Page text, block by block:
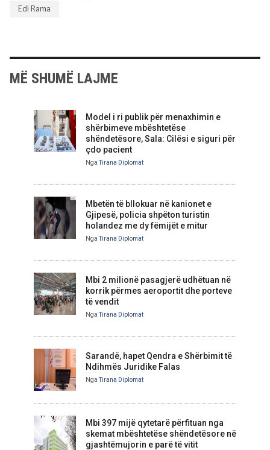
Edi Rama
MË SHUMË LAJME
Model i ri publik për menaxhimin e
shërbimeve mbështetëse
shëndetësore, Sala: Cilësi e siguri për
çdo pacient
NgaTirana Diplomat
Mbetën të bllokuar në kanionet e
Gjipesë, policia shpëton turistin
holandez me dy fëmijët e mitur
NgaTirana Diplomat
Mbi 2 milionë pasagjerë udhëtuan në
korrik përmes aeroportit dhe porteve
të vendit
NgaTirana Diplomat
Sarandë, hapet Qendra e Shërbimit të
Ndihmës Juridike Falas
NgaTirana Diplomat
Mbi 397 mijë qytetarë përfituan nga
skemat mbështetëse shëndetësore në
gjashtëmujorin e parë të vitit